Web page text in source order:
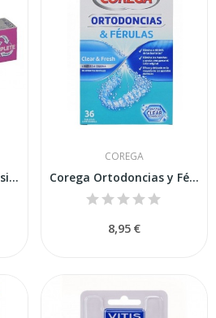
Kukident Complete Clásico 70 Gr
COREGA
Corega Ortodoncias y Férulas 36 Tabletas
8,95 €